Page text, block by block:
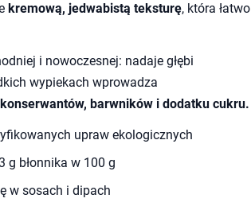
kremową, jedwabistą teksturę, która łatwo
i nowoczesnej: nadaje głębi
wypiekach wprowadza
konserwantów, barwników i dodatku cukru.
upraw ekologicznych
g błonnika w 100 g
w sosach i dipach